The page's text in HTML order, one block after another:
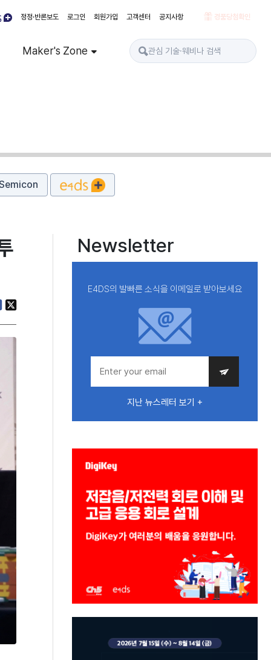
정정·반론보도 로그인 회원가입 고객센터 공지사항 경품당첨확인
Maker's Zone
Newsletter
E4DS의 발빠른 소식을 이메일로 받아보세요
지난 뉴스레터 보기 +